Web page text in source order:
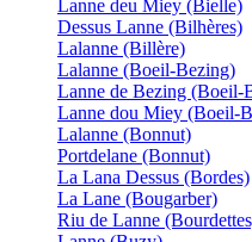
Lanne deu Miey (Bielle)
Dessus Lanne (Bilhères)
Lalanne (Billère)
Lalanne (Boeil-Bezing)
Lanne de Bezing (Boeil-
Lanne dou Miey (Boeil-
Lalanne (Bonnut)
Portdelane (Bonnut)
La Lana Dessus (Bordes)
La Lane (Bougarber)
Riu de Lanne